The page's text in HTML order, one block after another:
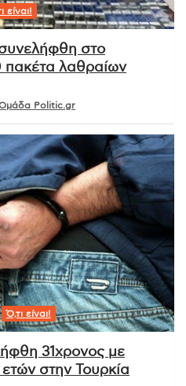
είναι!
στο
πακέτα λαθραίων
Ομάδα Politic.gr
Ό,τι είναι!
31χρονος με
στην Τουρκία